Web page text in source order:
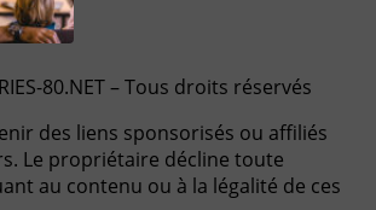
80.NET – Tous droits réservés
des liens sponsorisés ou affiliés
Le propriétaire décline toute
au contenu ou à la légalité de ces